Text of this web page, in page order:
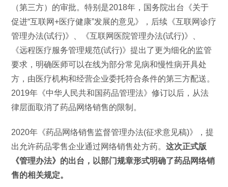
（第三方）的审批。特别是2018年，国务院出台《关于
促进“互联网+医疗健康”发展的意见》，后续《互联网诊疗
管理办法(试行)》、《互联网医院管理办法(试行)》、
《远程医疗服务管理规范(试行)》提出了更为细化的监管
要求，明确医师可以在线为部分常见病和慢性病开具处
方，由医疗机构和经营企业委托符合条件的第三方配送。
2019年《中华人民共和国药品管理法》修订以后，从法
律层面取消了药品网络销售的限制。
2020年《药品网络销售监督管理办法(征求意见稿)》，提
出允许药品零售企业通过网络销售处方药。这次正式版
《管理办法》的出台，以部门规章形式明确了药品网络销
售的相关规定。